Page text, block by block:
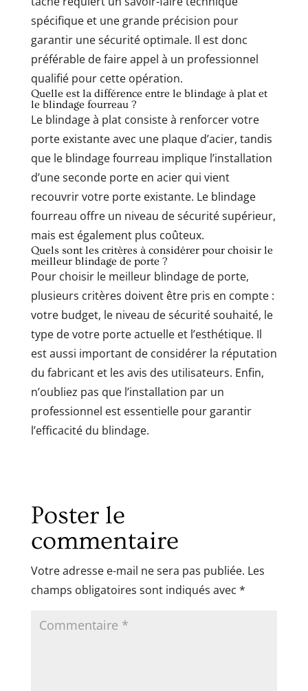
spécifique et une grande précision pour
garantir une sécurité optimale. Il est donc
préférable de faire appel à un professionnel
qualifié pour cette opération.
Quelle est la différence entre le blindage à plat et
le blindage fourreau ?
Le blindage à plat consiste à renforcer votre
porte existante avec une plaque d’acier, tandis
que le blindage fourreau implique l’installation
d’une seconde porte en acier qui vient
recouvrir votre porte existante. Le blindage
fourreau offre un niveau de sécurité supérieur,
mais est également plus coûteux.
Quels sont les critères à considérer pour choisir le
meilleur blindage de porte ?
Pour choisir le meilleur blindage de porte,
plusieurs critères doivent être pris en compte :
votre budget, le niveau de sécurité souhaité, le
type de votre porte actuelle et l’esthétique. Il
est aussi important de considérer la réputation
du fabricant et les avis des utilisateurs. Enfin,
n’oubliez pas que l’installation par un
professionnel est essentielle pour garantir
l’efficacité du blindage.
Poster le
commentaire
Votre adresse e-mail ne sera pas publiée. Les
champs obligatoires sont indiqués avec *